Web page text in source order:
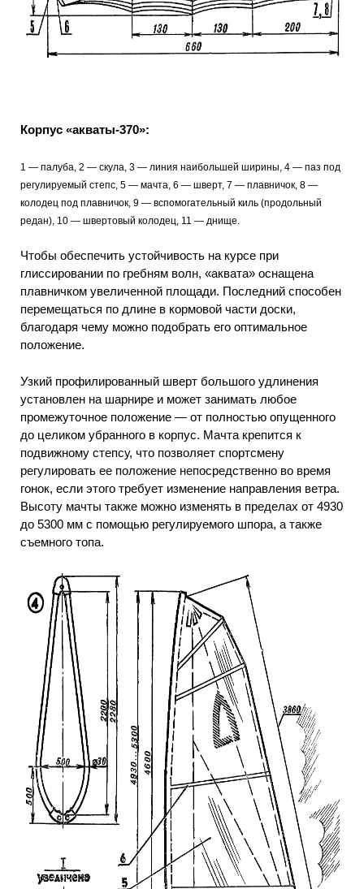
Корпус «акваты-370»:
1 — палуба, 2 — скула, 3 — линия наибольшей ширины, 4 — паз под
регулируемый степс, 5 — мачта, 6 — шверт, 7 — плавничок, 8 —
колодец под плавничок, 9 — вспомогательный киль (продольный
редан), 10 — швертовый колодец, 11 — днище.
Чтобы обеспечить устойчивость на курсе при
глиссировании по гребням волн, «аквата» оснащена
плавничком увеличенной площади. Последний способен
перемещаться по длине в кормовой части доски,
благодаря чему можно подобрать его оптимальное
положение.
Узкий профилированный шверт большого удлинения
установлен на шарнире и может занимать любое
промежуточное положение — от полностью опущенного
до целиком убранного в корпус. Мачта крепится к
подвижному степсу, что позволяет спортсмену
регулировать ее положение непосредственно во время
гонок, если этого требует изменение направления ветра.
Высоту мачты также можно изменять в пределах от 4930
до 5300 мм с помощью регулируемого шпора, а также
съемного топа.